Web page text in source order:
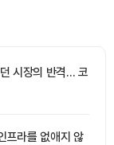
시장의 반격… 코
프라를 없애지 않